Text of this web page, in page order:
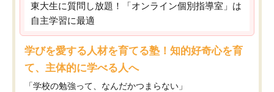
東大生に質問し放題！「オンライン個別指導室」は
自主学習に最適
学びを愛する人材を育てる塾！知的好奇心を育
て、主体的に学べる人へ
「学校の勉強って、なんだかつまらない」